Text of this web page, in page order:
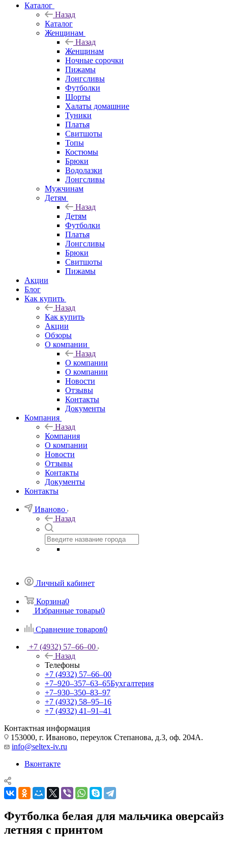
Каталог
Назад
Каталог
Женщинам
Назад
Женщинам
Ночные сорочки
Пижамы
Лонгсливы
Футболки
Шорты
Халаты домашние
Туники
Платья
Свитшоты
Топы
Костюмы
Брюки
Водолазки
Лонгсливы
Мужчинам
Детям
Назад
Детям
Футболки
Платья
Лонгсливы
Брюки
Свитшоты
Пижамы
Акции
Блог
Как купить
Назад
Как купить
Акции
Обзоры
О компании
Назад
О компании
О компании
Новости
Отзывы
Контакты
Документы
Компания
Назад
Компания
О компании
Новости
Отзывы
Контакты
Документы
Контакты
Иваново
Назад
Личный кабинет
Корзина0
Избранные товары0
Сравнение товаров0
+7 (4932) 57‒66‒00
Назад
Телефоны
+7 (4932) 57‒66‒00
+7‒920‒357‒63‒65Бухгалтерия
+7‒930‒350‒83‒97
+7 (4932) 58‒95‒16
+7 (4932) 41‒91‒41
Контактная информация
153000, г. Иваново, переулок Степанова, д.3, оф. 204А.
info@seltex-iv.ru
Вконтакте
Футболка белая для мальчика оверсайз
летняя с принтом